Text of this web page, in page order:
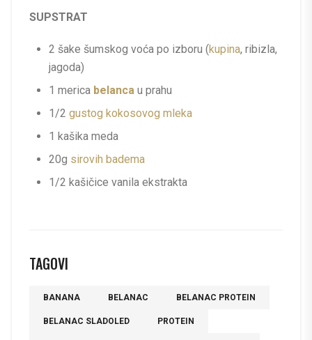
SUPSTRAT
2 šake šumskog voća po izboru (kupina, ribizla,
jagoda)
1 merica belanca u prahu
1/2 gustog kokosovog mleka
1 kašika meda
20g sirovih badema
1/2 kašičice vanila ekstrakta
TAGOVI
BANANA BELANAC BELANAC PROTEIN
BELANAC SLADOLED PROTEIN